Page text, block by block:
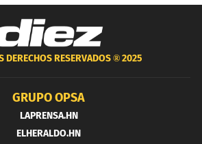
DERECHOS RESERVADOS ®2025
GRUPO OPSA
LAPRENSA.HN
ELHERALDO.HN